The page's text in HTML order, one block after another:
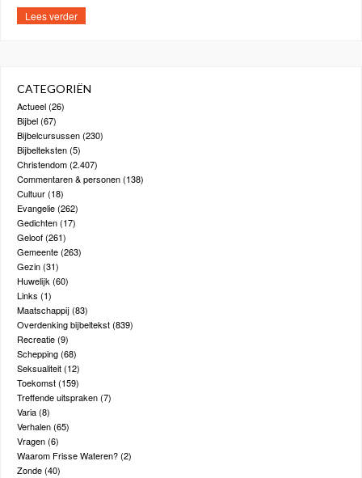
Lees verder
CATEGORIËN
Actueel(26)
Bijbel(67)
Bijbelcursussen(230)
Bijbelteksten(5)
Christendom(2.407)
Commentaren & personen(138)
Cultuur(18)
Evangelie(262)
Gedichten(17)
Geloof(261)
Gemeente(263)
Gezin(31)
Huwelijk (60)
Links (1)
Maatschappij(83)
Overdenking bijbeltekst(839)
Recreatie(9)
Schepping(68)
Seksualiteit(12)
Toekomst(159)
Treffende uitspraken(7)
Varia(8)
Verhalen(65)
Vragen(6)
Waarom Frisse Wateren?(2)
Zonde(40)